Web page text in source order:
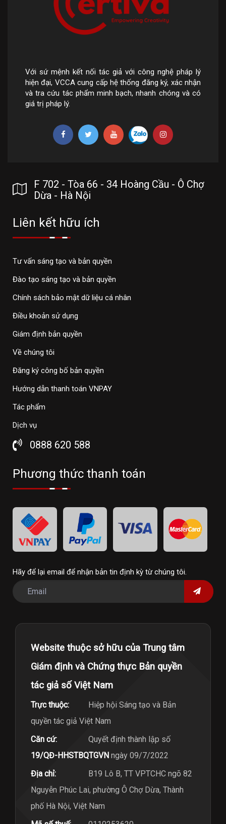
Với sứ mệnh kết nối tác giả với công nghệ pháp lý
hiện đại, VCCA cung cấp hệ thống đăng ký, xác nhận
và tra cứu tác phẩm minh bạch, nhanh chóng và có
giá trị pháp lý.
F 702 - Tòa 66 - 34 Hoàng Cầu - Ô Chợ
Dừa - Hà Nội
Liên kết hữu ích
Tư vấn sáng tạo và bản quyền
Đào tạo sáng tạo và bản quyền
Chính sách bảo mật dữ liệu cá nhân
Điều khoản sử dụng
Giám định bản quyền
Về chúng tôi
Đăng ký công bố bản quyền
Hướng dẫn thanh toán VNPAY
Tác phẩm
Dịch vụ
0888 620 588
Phương thức thanh toán
Hãy để lại email để nhận bản tin định kỳ từ chúng tôi.
Website thuộc sở hữu của Trung tâm
Giám định và Chứng thực Bản quyền
tác giả số Việt Nam
Trực thuộc:
Hiệp hội Sáng tạo và Bản
quyền tác giả Việt Nam
Căn cứ:
Quyết định thành lập số
19/QĐ-HHSTBQTGVN ngày 09/7/2022
Địa chỉ:
B19 Lô B, TT VPTCHC ngõ 82
Nguyễn Phúc Lai, phường Ô Chợ Dừa, Thành
phố Hà Nội, Việt Nam